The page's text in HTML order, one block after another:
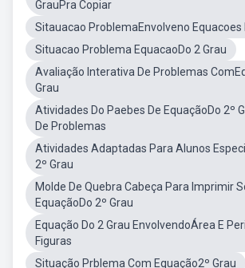
GrauPra Copiar
Sitauacao ProblemaEnvolveno Equacoes
Situacao Problema EquacaoDo 2 Grau
Avaliação Interativa De Problemas
Grau
Atividades Do Paebes De EquaçãoDo 2º
De Problemas
Atividades Adaptadas Para Alunos
2º Grau
Molde De Quebra Cabeça Para Imprimir
EquaçãoDo 2º Grau
Equação Do 2 Grau EnvolvendoÁrea E
Figuras
Situação Prblema Com Equação2º Grau